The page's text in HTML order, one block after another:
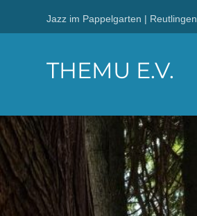
Jazz im Pappelgarten | Reutlingen
THEMU E.V.